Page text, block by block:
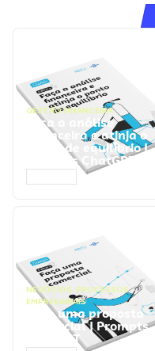
GESTÃO FINANCEIRA
Faça a análise
financeira e atinja o
ponto de equilíbrio |
Prompts ChatGPT
NEGÓCIOS, PROCESSOS
EMPRESARIAIS
Faça uma proposta
comercial | Prompts
ChatGPT